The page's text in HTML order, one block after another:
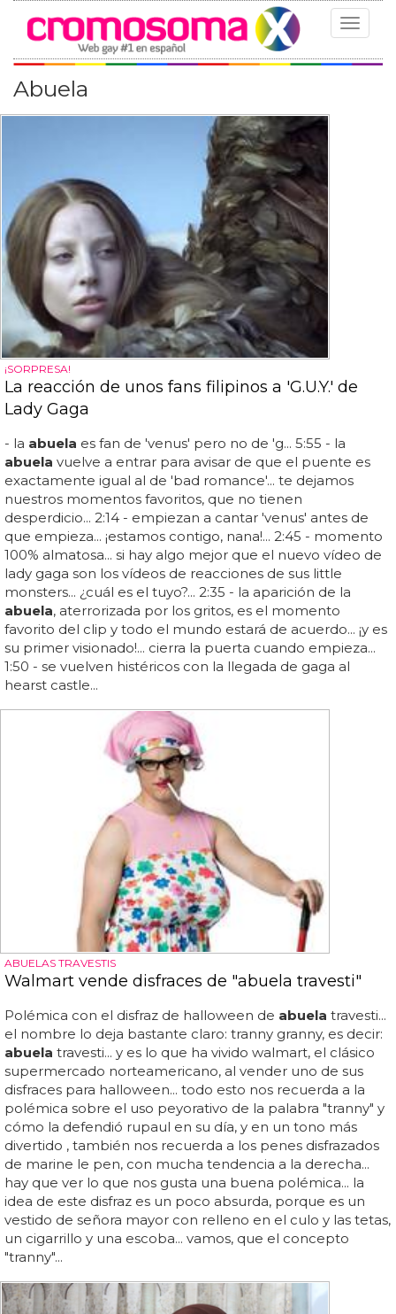
Toggle
Abuela
¡SORPRESA!
La reacción de unos fans filipinos a 'G.U.Y.' de
Lady Gaga
- la abuela es fan de 'venus' pero no de 'g... 5:55 - la
abuela vuelve a entrar para avisar de que el puente es
exactamente igual al de 'bad romance'... te dejamos
nuestros momentos favoritos, que no tienen
desperdicio... 2:14 - empiezan a cantar 'venus' antes de
que empieza... ¡estamos contigo, nana!... 2:45 - momento
100% almatosa... si hay algo mejor que el nuevo vídeo de
lady gaga son los vídeos de reacciones de sus little
monsters... ¿cuál es el tuyo?... 2:35 - la aparición de la
abuela, aterrorizada por los gritos, es el momento
favorito del clip y todo el mundo estará de acuerdo... ¡y es
su primer visionado!... cierra la puerta cuando empieza...
1:50 - se vuelven histéricos con la llegada de gaga al
hearst castle...
ABUELAS TRAVESTIS
Walmart vende disfraces de "abuela travesti"
Polémica con el disfraz de halloween de abuela travesti...
el nombre lo deja bastante claro: tranny granny, es decir:
abuela travesti... y es lo que ha vivido walmart, el clásico
supermercado norteamericano, al vender uno de sus
disfraces para halloween... todo esto nos recuerda a la
polémica sobre el uso peyorativo de la palabra "tranny" y
cómo la defendió rupaul en su día, y en un tono más
divertido , también nos recuerda a los penes disfrazados
de marine le pen, con mucha tendencia a la derecha...
hay que ver lo que nos gusta una buena polémica... la
idea de este disfraz es un poco absurda, porque es un
vestido de señora mayor con relleno en el culo y las tetas,
un cigarrillo y una escoba... vamos, que el concepto
"tranny"...